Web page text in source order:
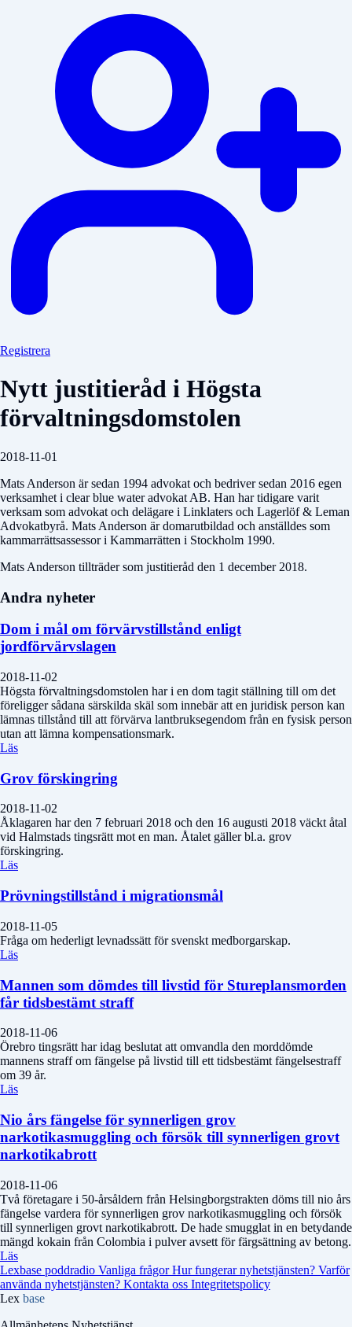
Registrera
Nytt justitieråd i Högsta
förvaltningsdomstolen
2018-11-01
Mats Anderson är sedan 1994 advokat och bedriver sedan 2016 egen
verksamhet i clear blue water advokat AB. Han har tidigare varit
verksam som advokat och delägare i Linklaters och Lagerlöf & Leman
Advokatbyrå. Mats Anderson är domarutbildad och anställdes som
kammarrättsassessor i Kammarrätten i Stockholm 1990.
Mats Anderson tillträder som justitieråd den 1 december 2018.
Andra nyheter
Dom i mål om förvärvstillstånd enligt
jordförvärvslagen
2018-11-02
Högsta förvaltningsdomstolen har i en dom tagit ställning till om det
föreligger sådana särskilda skäl som innebär att en juridisk person kan
lämnas tillstånd till att förvärva lantbruksegendom från en fysisk person
utan att lämna kompensationsmark.
Läs
Grov förskingring
2018-11-02
Åklagaren har den 7 februari 2018 och den 16 augusti 2018 väckt åtal
vid Halmstads tingsrätt mot en man. Åtalet gäller bl.a. grov
förskingring.
Läs
Prövningstillstånd i migrationsmål
2018-11-05
Fråga om hederligt levnadssätt för svenskt medborgarskap.
Läs
Mannen som dömdes till livstid för Stureplansmorden
får tidsbestämt straff
2018-11-06
Örebro tingsrätt har idag beslutat att omvandla den morddömde
mannens straff om fängelse på livstid till ett tidsbestämt fängelsestraff
om 39 år.
Läs
Nio års fängelse för synnerligen grov
narkotikasmuggling och försök till synnerligen grovt
narkotikabrott
2018-11-06
Två företagare i 50-årsåldern från Helsingborgstrakten döms till nio års
fängelse vardera för synnerligen grov narkotikasmuggling och försök
till synnerligen grovt narkotikabrott. De hade smugglat in en betydande
mängd kokain från Colombia i pulver avsett för färgsättning av betong.
Läs
Lexbase poddradio Vanliga frågorHur fungerar nyhetstjänsten? Varför
använda nyhetstjänsten? Kontakta oss Integritetspolicy
Lex base